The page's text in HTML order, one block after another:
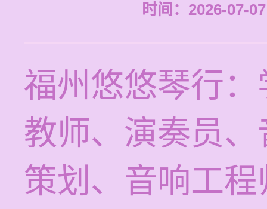
时间：2026-07-
福州悠悠琴行
教师、演奏员
策划、音响工